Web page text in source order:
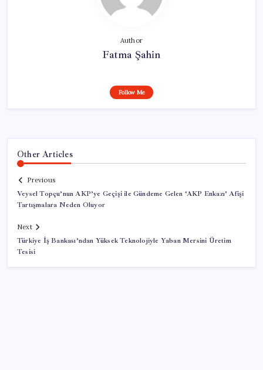
Author
Fatma Şahin
Follow Me
Other Articles
Previous
Veysel Topçu’nun AKP’ye Geçişi ile Gündeme Gelen ‘AKP Enkazı’ Afişi
Tartışmalara Neden Oluyor
Next
Türkiye İş Bankası’ndan Yüksek Teknolojiyle Yaban Mersini Üretim
Tesisi